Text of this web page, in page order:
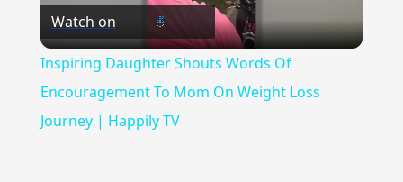
Video
Watch on
Inspiring Daughter Shouts Words Of
Encouragement To Mom On Weight Loss
Journey | Happily TV